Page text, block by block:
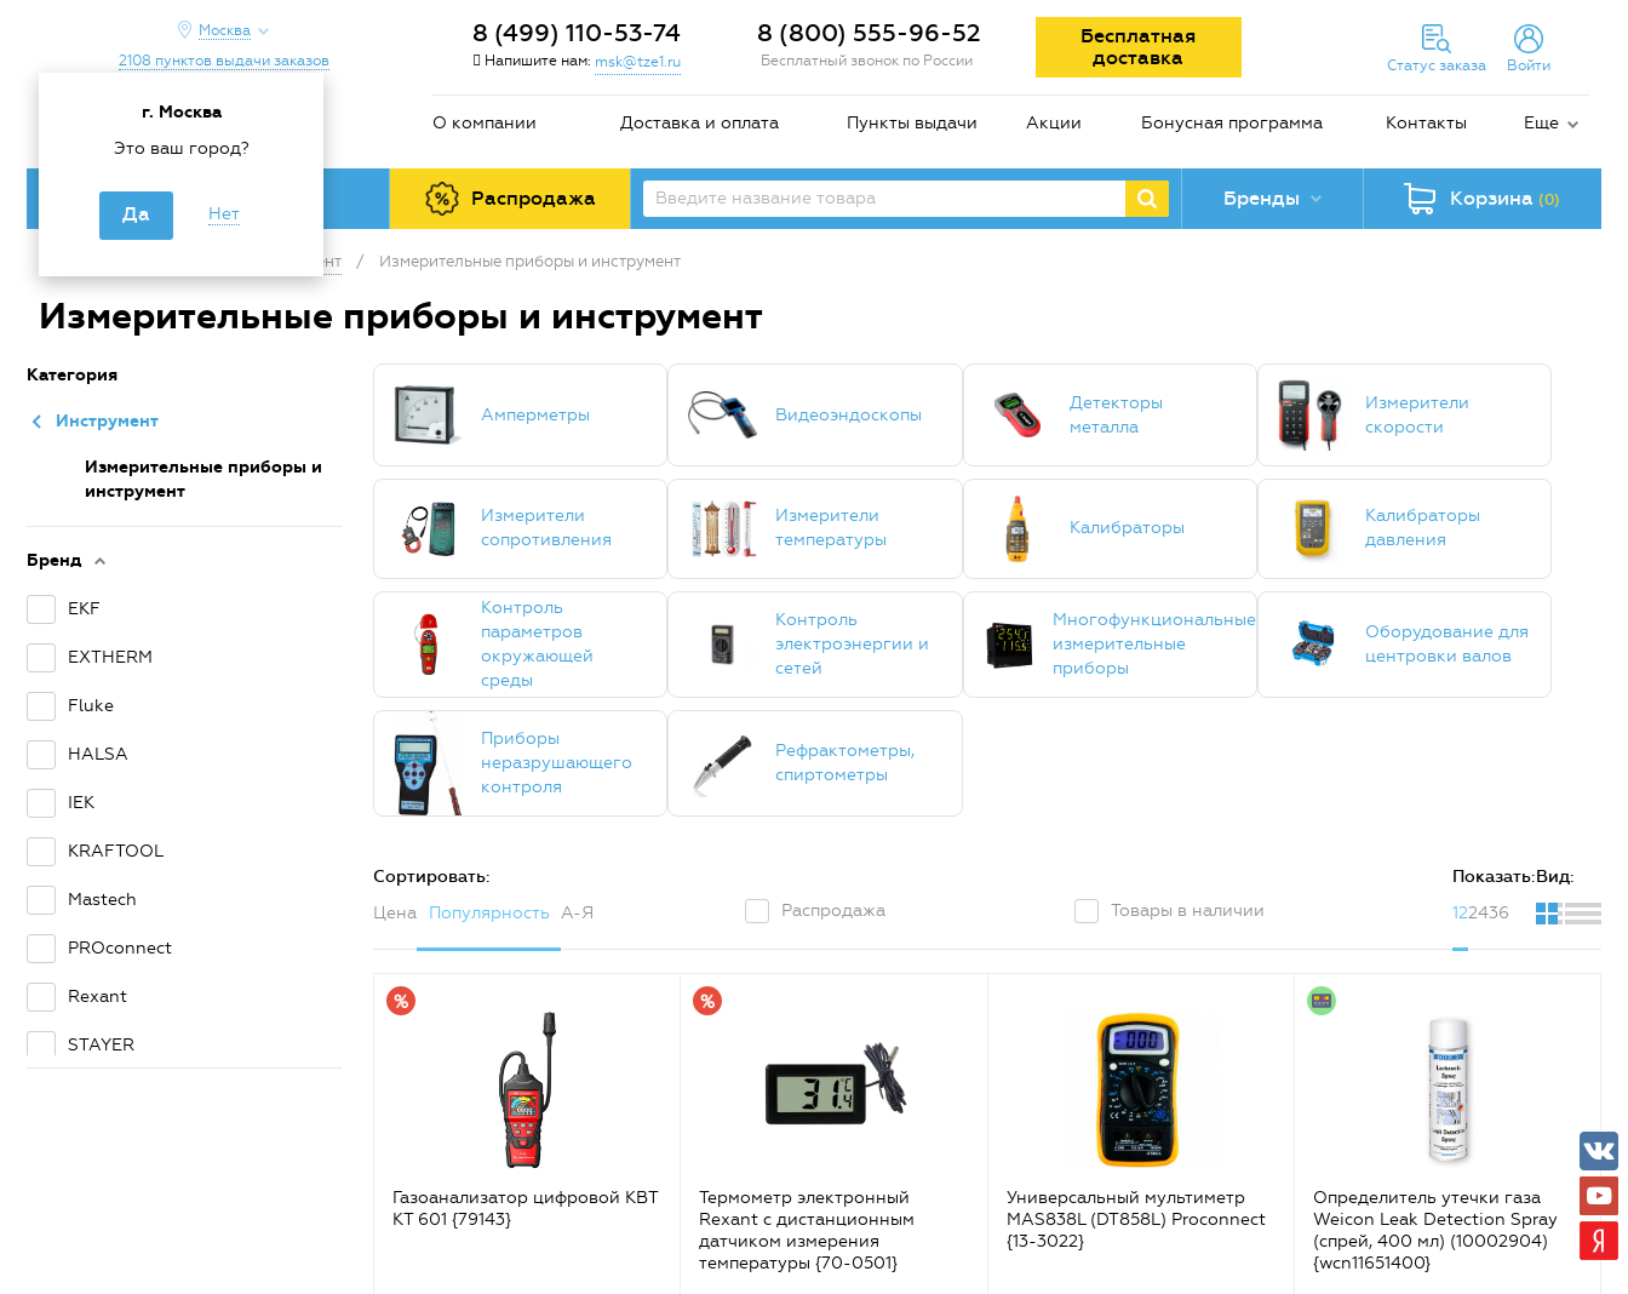
Москва
г. Москва
Это ваш город?
Да Нет
2108 пунктов выдачи заказов
8 (499) 110-53-74
Напишите нам: msk@tze1.ru
8 (800) 555-96-52
Бесплатный звонок по России
Бесплатная
доставка
Статус заказа Войти
О компании Доставка и оплата Пункты выдачи Акции Бонусная программа Контакты Еще
Каталог товаров Распродажа Бренды Корзина (0)
Инструмент / Измерительные приборы и инструмент
Измерительные приборы и инструмент
Категория
Инструмент
Измерительные приборы и
инструмент
Бренд
EKF
EXTHERM
Fluke
HALSA
IEK
KRAFTOOL
Mastech
PROconnect
Rexant
STAYER
Амперметры Видеоэндоскопы
Детекторы
металла
Измерители
скорости
Измерители
сопротивления
Измерители
температуры
Калибраторы
Калибраторы
давления
Контроль
параметров
окружающей
среды
Контроль
электроэнергии и
сетей
Многофункциональные
измерительные
приборы
Оборудование для
центровки валов
Приборы
неразрушающего
контроля
Рефрактометры,
спиртометры
Сортировать:
Цена
Популярность А-Я Распродажа Товары в наличии
Показать:
122436
Вид:
Газоанализатор цифровой КВТ
КТ 601 {79143}
Термометр электронный
Rexant с дистанционным
датчиком измерения
температуры {70-0501}
Универсальный мультиметр
MAS838L (DT858L) Proconnect
{13-3022}
Определитель утечки газа
Weicon Leak Detection Spray
(спрей, 400 мл) (10002904)
{wcn11651400}